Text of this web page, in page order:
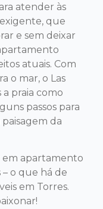
atender às
que
e sem deixar
atuais. Com
o mar, o Las
praia como
passos para
da
em apartamento
– o que há de
em Torres.